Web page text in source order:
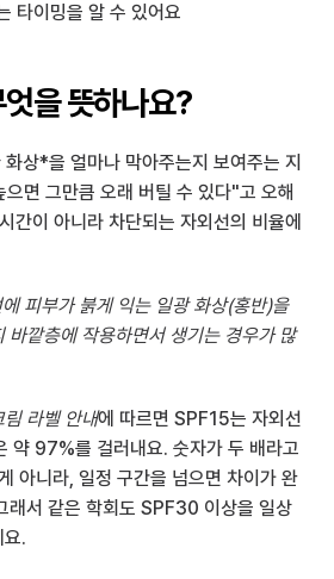
타이밍을 알 수 있어요
을 뜻하나요?
상*을 얼마나 막아주는지 보여주는 지
면 그만큼 오래 버틸 수 있다"고 오해
간이 아니라 차단되는 자외선의 비율에
피부가 붉게 익는 일광 화상(홍반)을
바깥층에 작용하면서 생기는 경우가 많
림 라벨 안내에 따르면 SPF15는 자외선
97%를 걸러내요. 숫자가 두 배라고
아니라, 일정 구간을 넘으면 차이가 완
래서 같은 학회도 SPF30 이상을 일상
요.